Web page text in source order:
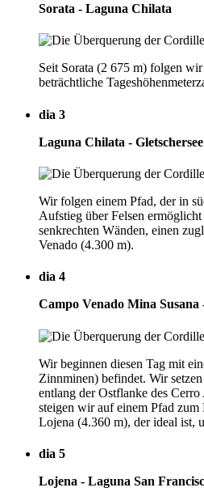
Sorata - Laguna Chilata
Seit Sorata (2 675 m) folgen
beträchtliche
dia 3
Laguna Chilata -
Wir folgen einem Pfad, der in
Aufstieg über Felsen
senkrechten Wänden, einen
Venado (4.300 m).
dia 4
Campo Venado Mina Susana
Wir beginnen diesen Tag mit
Zinnminen) befindet. Wir
entlang der Ostflanke des
steigen wir auf einem Pfad
Lojena (4.360 m), der ideal ist,
dia 5
Lojena - Laguna San